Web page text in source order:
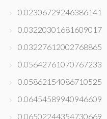
0.02306729246386141
0.03220301681609017
0.03227612002768865
0.05642761070767233
0.05862154086710525
0.06454589940946609
0.06502244354730669